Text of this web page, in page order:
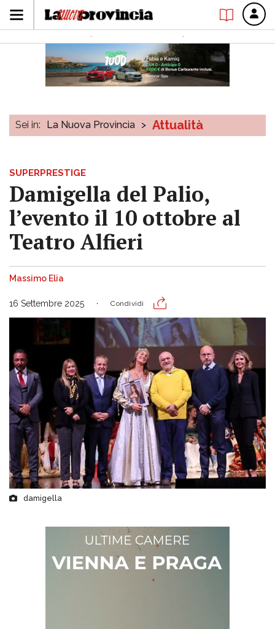
Sei in: La Nuova Provincia > Attualità
SUPERPRESTIGE
Damigella del Palio,
l’evento il 10 ottobre al
Teatro Alfieri
Massimo Elia
16 Settembre 2025 Condividi
damigella